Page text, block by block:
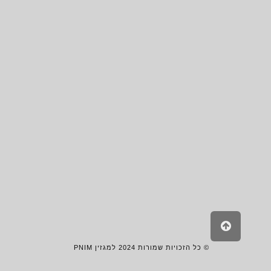
© כל הזכויות שמורות 2024 למגזין PNIM
גלילה
לראש